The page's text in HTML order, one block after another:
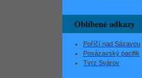
Oblíbené odkazy
Poříčí nad Sázavou
Posázavský pacifik
Tvrz Svárov